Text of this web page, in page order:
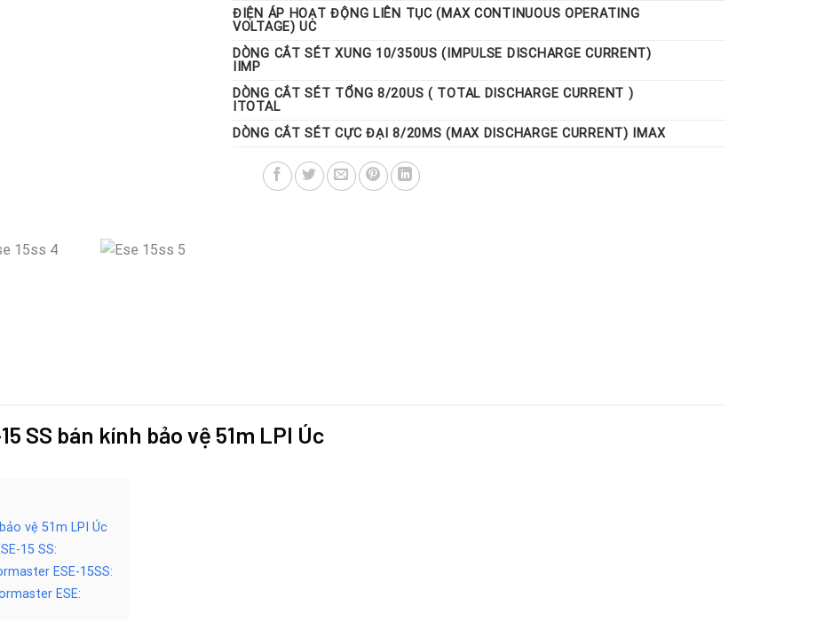
ĐIỆN ÁP HOẠT ĐỘNG LIÊN TỤC (MAX CONTINUOUS OPERATING
VOLTAGE) UC
DÒNG CẮT SÉT XUNG 10/350US (IMPULSE DISCHARGE CURRENT)
IIMP
DÒNG CẮT SÉT TỔNG 8/20US ( TOTAL DISCHARGE CURRENT )
ITOTAL
DÒNG CẮT SÉT CỰC ĐẠI 8/20ΜS (MAX DISCHARGE CURRENT) IMAX
SS bán kính bảo vệ 51m LPI Úc
vệ 51m LPI Úc
15 SS:
ESE-15SS:
ESE: